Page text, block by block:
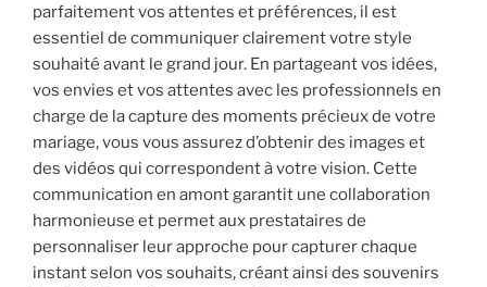
parfaitement vos attentes et préférences, il est
essentiel de communiquer clairement votre style
souhaité avant le grand jour. En partageant vos idées,
vos envies et vos attentes avec les professionnels en
charge de la capture des moments précieux de votre
mariage, vous vous assurez d’obtenir des images et
des vidéos qui correspondent à votre vision. Cette
communication en amont garantit une collaboration
harmonieuse et permet aux prestataires de
personnaliser leur approche pour capturer chaque
instant selon vos souhaits, créant ainsi des souvenirs